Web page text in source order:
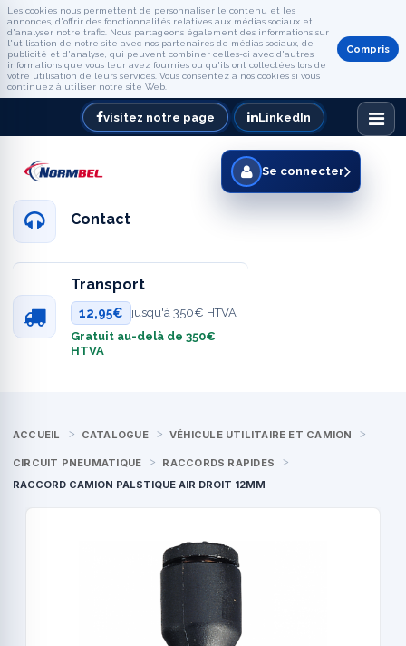
Les cookies nous permettent de personnaliser le contenu et les
annonces, d'offrir des fonctionnalités relatives aux médias sociaux et
d'analyser notre trafic. Nous partageons également des informations sur
l'utilisation de notre site avec nos partenaires de médias sociaux, de
publicité et d'analyse, qui peuvent combiner celles-ci avec d'autres
informations que vous leur avez fournies ou qu'ils ont collectées lors de
votre utilisation de leurs services. Vous consentez à nos cookies si vous
continuez à utiliser notre site Web.
Compris
visitez notre page LinkedIn
Contact
Transport
12,95€
jusqu'à 350€ HTVA
Gratuit au-delà de 350€
HTVA
Se connecter
ACCUEIL CATALOGUE VÉHICULE UTILITAIRE ET CAMION
CIRCUIT PNEUMATIQUE
RACCORDS RAPIDES
RACCORD CAMION PALSTIQUE AIR DROIT 12MM